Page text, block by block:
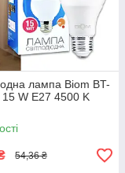
лампа Biom BT-
W E27 4500 K
54,36 ₴